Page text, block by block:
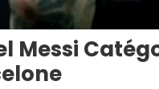
Messi